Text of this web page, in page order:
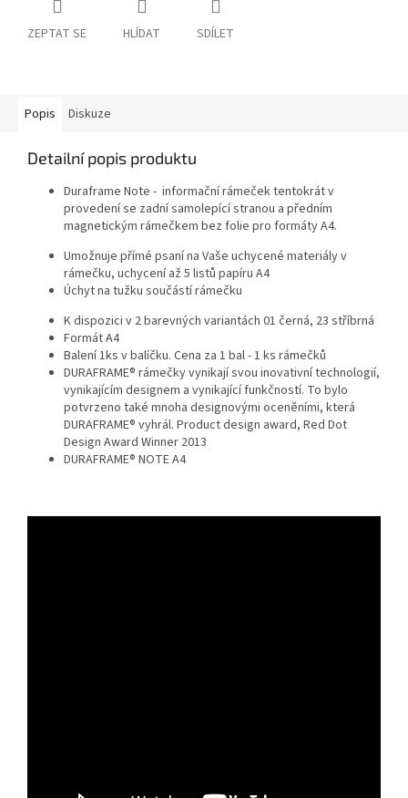
ZEPTAT SE HLÍDAT SDÍLET
Popis Diskuze
Detailní popis produktu
Duraframe Note - informační rámeček tentokrát v
provedení se zadní samolepící stranou a předním
magnetickým rámečkem bez folie pro formáty A4.
Umožnuje přímé psaní na Vaše uchycené materiály v
rámečku, uchycení až 5 listů papíru A4
Úchyt na tužku součástí rámečku
K dispozici v 2 barevných variantách 01 černá, 23 stříbrná
Formát A4
Balení 1ks v balíčku. Cena za 1 bal - 1 ks rámečků
DURAFRAME® rámečky vynikají svou inovativní technologií,
vynikajícím designem a vynikající funkčností. To bylo
potvrzeno také mnoha designovými oceněními, která
DURAFRAME® vyhrál. Product design award, Red Dot
Design Award Winner 2013
DURAFRAME® NOTE A4